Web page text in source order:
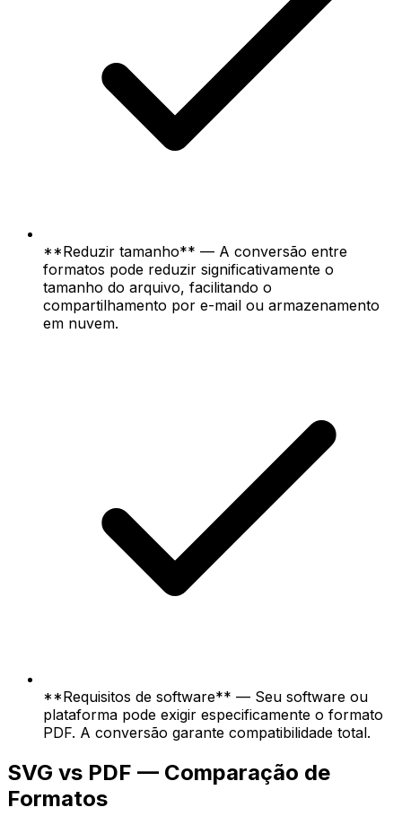
**Reduzir tamanho** — A conversão entre
formatos pode reduzir significativamente o
tamanho do arquivo, facilitando o
compartilhamento por e-mail ou armazenamento
em nuvem.
**Requisitos de software** — Seu software ou
plataforma pode exigir especificamente o formato
PDF. A conversão garante compatibilidade total.
SVG vs PDF — Comparação de
Formatos